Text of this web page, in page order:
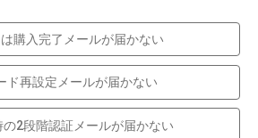
購入完了メールが届かない
ド再設定メールが届かない
の2段階認証メールが届かない